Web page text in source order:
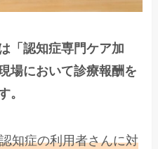
「認知症専門ケア加
場において診療報酬を
。
知症の利用者さんに対